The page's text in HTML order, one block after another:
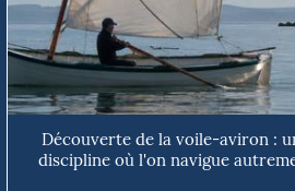
Découverte de la voile-aviron :
discipline où l'on navigue